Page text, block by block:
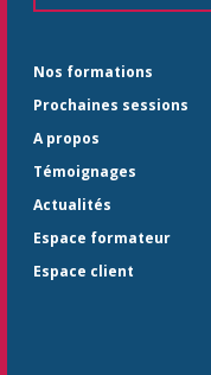
Nos formations
Prochaines sessions
A propos
Témoignages
Actualités
Espace formateur
Espace client